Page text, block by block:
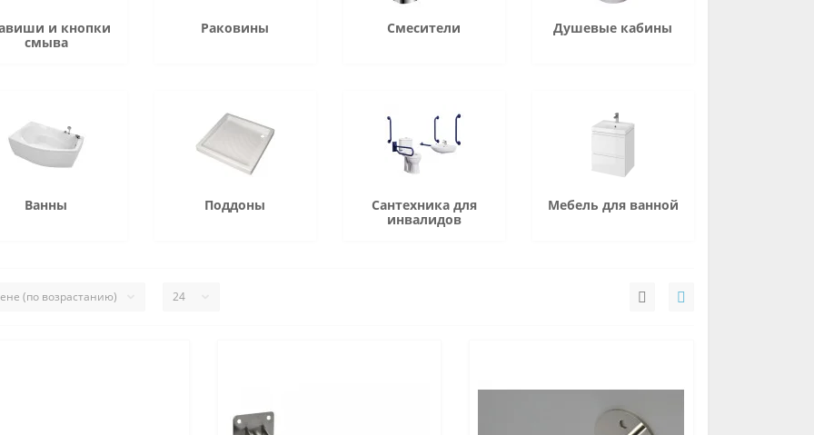
и кнопки
смыва
Раковины Смесители Душевые кабины
Ванны Поддоны
Сантехника для
инвалидов
Мебель для ванной